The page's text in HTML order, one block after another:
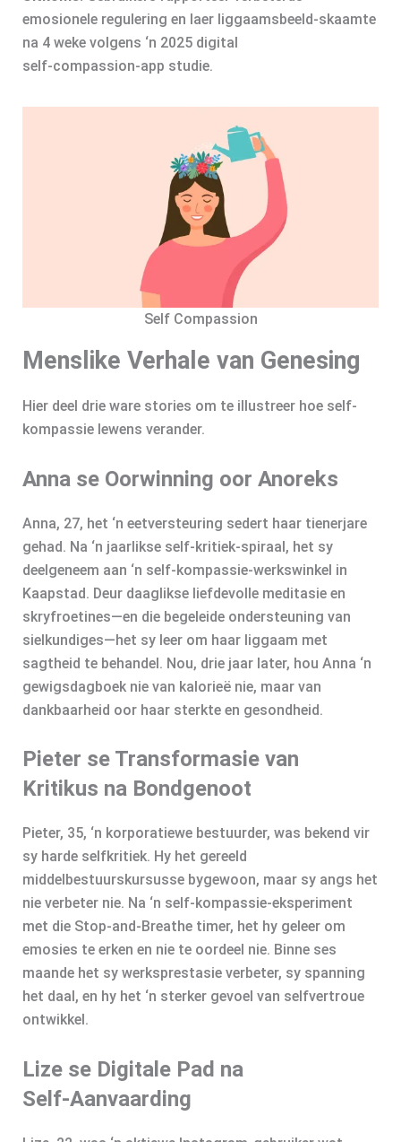
emosionele regulering en laer liggaamsbeeld-skaamte
na 4 weke volgens ‘n 2025 digital
self‑compassion‑app studie.
Self Compassion
Menslike Verhale van Genesing
Hier deel drie ware stories om te illustreer hoe self-
kompassie lewens verander.
Anna se Oorwinning oor Anoreks
Anna, 27, het ‘n eetversteuring sedert haar tienerjare
gehad. Na ‘n jaarlikse self‑kritiek-spiraal, het sy
deelgeneem aan ‘n self-kompassie-werkswinkel in
Kaapstad. Deur daaglikse liefdevolle meditasie en
skryfroetines—en die begeleide ondersteuning van
sielkundiges—het sy leer om haar liggaam met
sagtheid te behandel. Nou, drie jaar later, hou Anna ‘n
gewigsdagboek nie van kalorieë nie, maar van
dankbaarheid oor haar sterkte en gesondheid.
Pieter se Transformasie van
Kritikus na Bondgenoot
Pieter, 35, ‘n korporatiewe bestuurder, was bekend vir
sy harde selfkritiek. Hy het gereeld
middelbestuurskursusse bygewoon, maar sy angs het
nie verbeter nie. Na ‘n self-kompassie-eksperiment
met die Stop‑and‑Breathe timer, het hy geleer om
emosies te erken en nie te oordeel nie. Binne ses
maande het sy werksprestasie verbeter, sy spanning
het daal, en hy het ‘n sterker gevoel van selfvertroue
ontwikkel.
Lize se Digitale Pad na
Self‑Aanvaarding